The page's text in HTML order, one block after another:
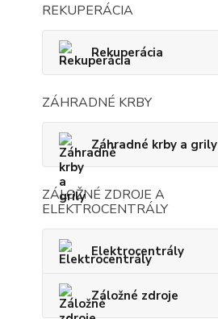
REKUPERÁCIA
Rekuperácia
ZÁHRADNÉ KRBY
Záhradné krby a grily
ZÁLOŽNÉ ZDROJE A
ELEKTROCENTRÁLY
Elektrocentrály
Záložné zdroje